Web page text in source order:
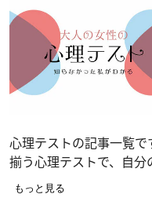
心理テストの記事一覧
揃う心理テストで、自
恋愛、仕事、人間関係
もっと見る